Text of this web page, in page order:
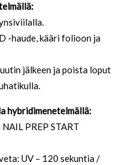
-haude, kääri folioon ja
jälkeen ja poista loput
hybridimenetelmällä:
PREP START
UV – 120 sekuntia /